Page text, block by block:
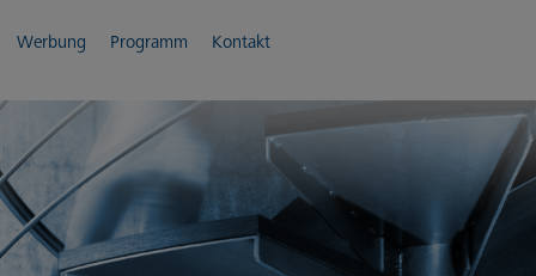
Werbung Programm Kontakt